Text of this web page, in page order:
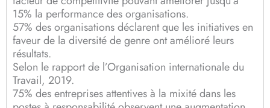
15% la performance des organisations.
57% des organisations déclarent que les initiatives en
faveur de la diversité de genre ont amélioré leurs
résultats.
Selon le rapport de l’Organisation internationale du
Travail, 2019.
75% des entreprises attentives à la mixité dans les